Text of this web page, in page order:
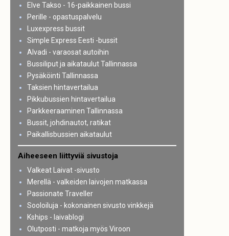
Elve Takso - 16-paikkainen bussi
Perille - opastuspalvelu
Luxexpress bussit
Simple Express Eesti -bussit
Alvadi - varaosat autoihin
Bussiliput ja aikataulut Tallinnassa
Pysäköinti Tallinnassa
Taksien hintavertailua
Pikkubussien hintavertailua
Parkkeeraaminen Tallinnassa
Bussit, johdinautot, ratikat
Paikallisbussien aikataulut
Aiheeseen liittyviä sivustoja
Valkeat Laivat -sivusto
Merellä - valkeiden laivojen matkassa
Passionate Traveller
Sooloiluja - kokonainen sivusto vinkkejä
Kships - laivablogi
Olutposti - matkoja myös Viroon